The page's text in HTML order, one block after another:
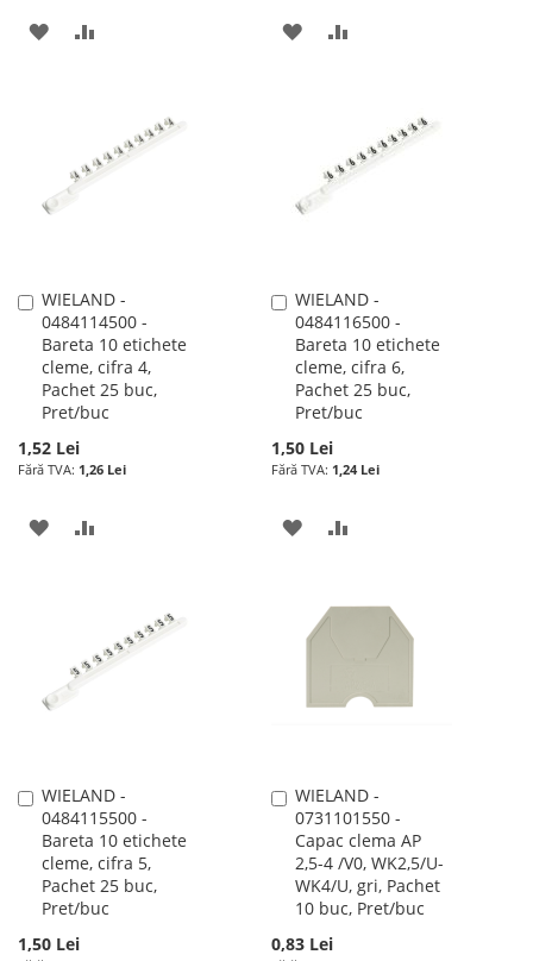
ADAUGATI
DORINTE
COMPARARE
ADAUGATI
DORINTE
WIELAND -
0484114500 -
Bareta 10 etichete
cleme, cifra 4,
Pachet 25 buc,
Pret/buc
1,52 Lei
1,26 Lei
Adauga
în
cos
ADAUGATI
DORINTE
WIELAND -
0484116500 -
Bareta 10 etichete
cleme, cifra 6,
Pachet 25 buc,
Pret/buc
1,50 Lei
1,24 Lei
Adauga
în
cos
ADAUGATI
LISTA
DORINTE
COMPARARE
WIELAND -
0484115500 -
Bareta 10 etichete
cleme, cifra 5,
Pachet 25 buc,
Pret/buc
1,50 Lei
Adauga
în
cos
WIELAND -
0731101550 -
Capac clema AP
2,5-4 /V0, WK2,5/U-
WK4/U, gri, Pachet
10 buc, Pret/buc
0,83 Lei
Adauga
în
cos